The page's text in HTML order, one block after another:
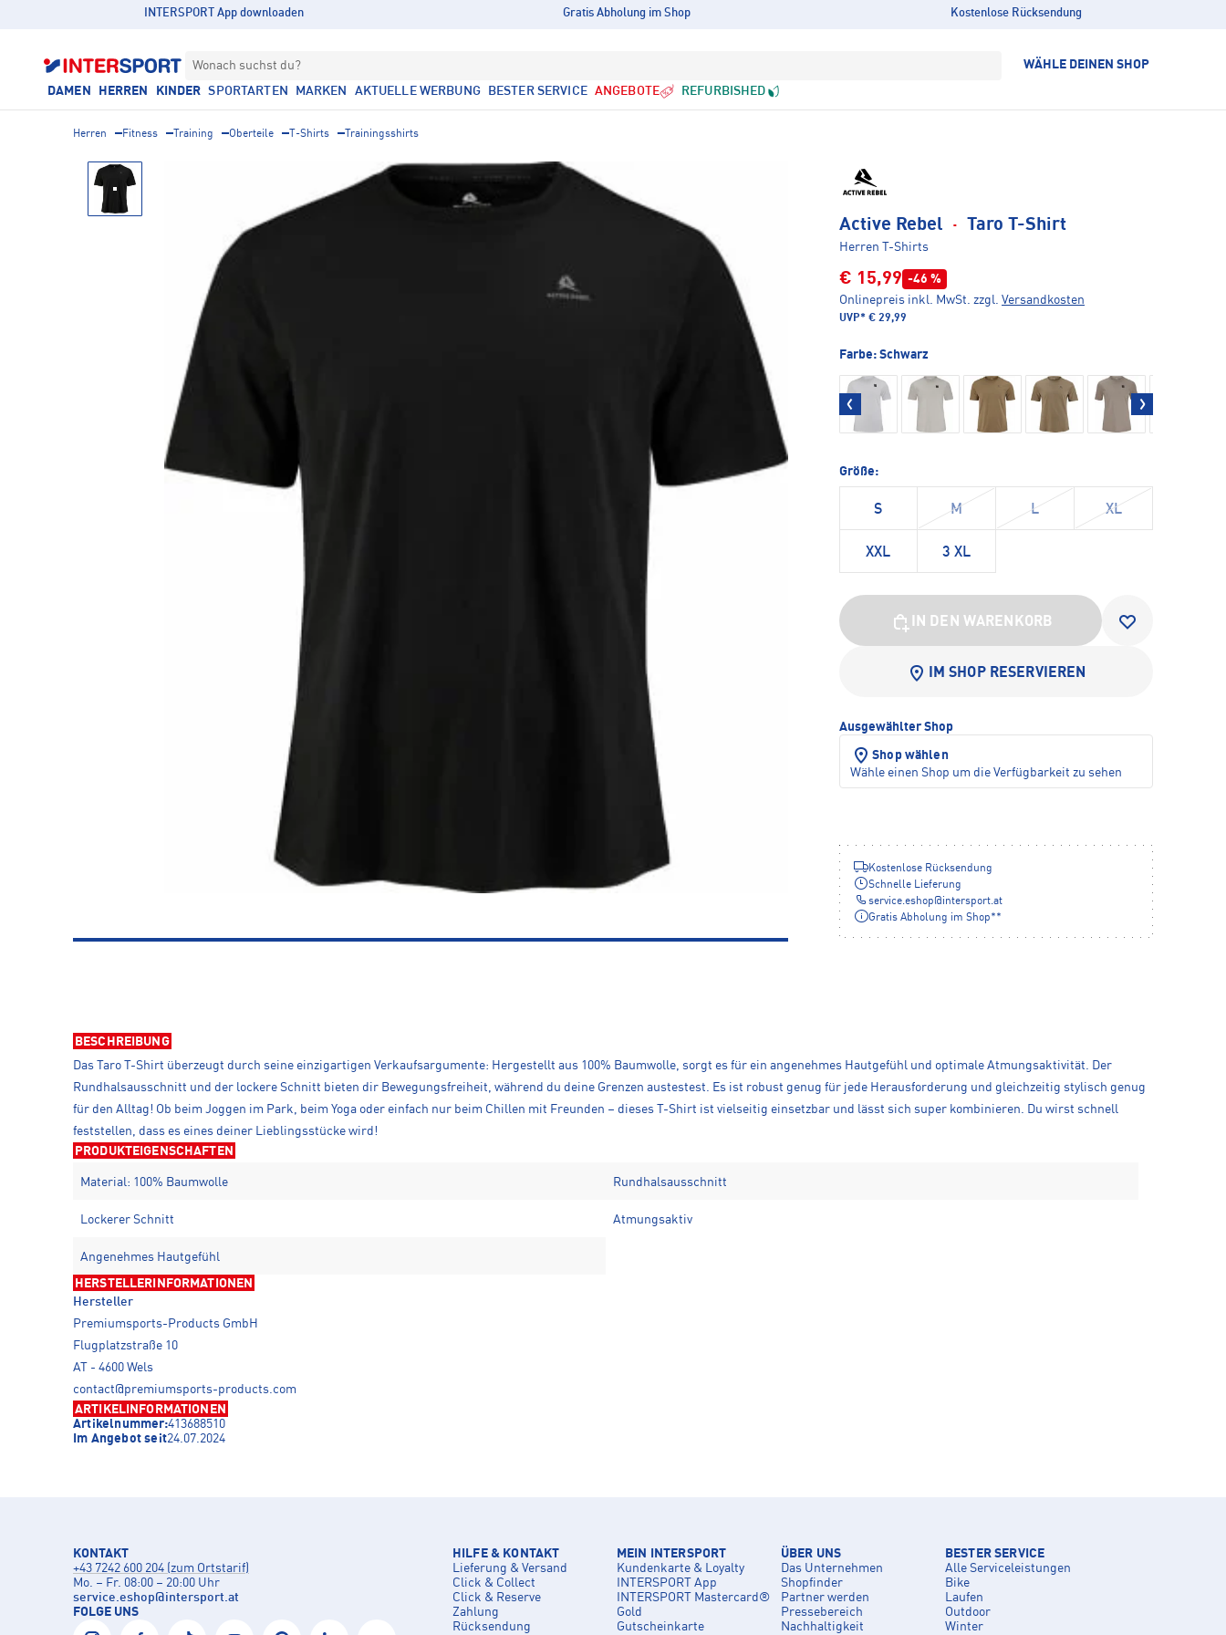
INTERSPORT App downloaden Gratis Abholung im Shop Kostenlose Rücksendung
Wonach suchst du? WÄHLE DEINEN SHOP
DAMEN HERREN KINDER SPORTARTEN MARKEN AKTUELLE WERBUNG BESTER SERVICE ANGEBOTE REFURBISHED
Herren Fitness Training Oberteile T-Shirts Trainingsshirts
Active Rebel · Taro T-Shirt
Herren T-Shirts
€ 15,99 -46 %
Onlinepreis inkl. MwSt. zzgl. Versandkosten
UVP* € 29,99
Farbe: Schwarz
Größe:
S M L XL
XXL 3 XL
IN DEN WARENKORB
IM SHOP RESERVIEREN
Ausgewählter Shop
Shop wählen
Wähle einen Shop um die Verfügbarkeit zu sehen
Kostenlose Rücksendung
Schnelle Lieferung
service.eshop@ intersport.at
Gratis Abholung im Shop**
BESCHREIBUNG
Das Taro T-Shirt überzeugt durch seine einzigartigen Verkaufsargumente: Hergestellt aus 100% Baumwolle, sorgt es für ein angenehmes Hautgefühl und optimale Atmungsaktivität. Der
Rundhalsausschnitt und der lockere Schnitt bieten dir Bewegungsfreiheit, während du deine Grenzen austestest. Es ist robust genug für jede Herausforderung und gleichzeitig stylisch genug
für den Alltag! Ob beim Joggen im Park, beim Yoga oder einfach nur beim Chillen mit Freunden – dieses T-Shirt ist vielseitig einsetzbar und lässt sich super kombinieren. Du wirst schnell
feststellen, dass es eines deiner Lieblingsstücke wird!
PRODUKTEIGENSCHAFTEN
Material: 100% Baumwolle Rundhalsausschnitt
Lockerer Schnitt Atmungsaktiv
Angenehmes Hautgefühl
HERSTELLERINFORMATIONEN
Hersteller
Premiumsports-Products GmbH
Flugplatzstraße 10
AT - 4600 Wels
contact@premiumsports-products.com
ARTIKELINFORMATIONEN
Artikelnummer:413688510
Im Angebot seit24.07.2024
KONTAKT
+43 7242 600 204 (zum Ortstarif)
Mo. – Fr. 08:00 – 20:00 Uhr
service.eshop@intersport.at
FOLGE UNS
HILFE & KONTAKT
Lieferung & Versand
Click & Collect
Click & Reserve
Zahlung
Rücksendung
MEIN INTERSPORT
Kundenkarte & Loyalty
INTERSPORT App
INTERSPORT Mastercard®
Gold
Gutscheinkarte
ÜBER UNS
Das Unternehmen
Shopfinder
Partner werden
Pressebereich
Nachhaltigkeit
BESTER SERVICE
Alle Serviceleistungen
Bike
Laufen
Outdoor
Winter